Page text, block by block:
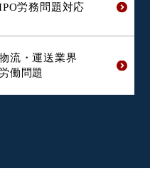
労務問題対応
流・運送業界
働問題